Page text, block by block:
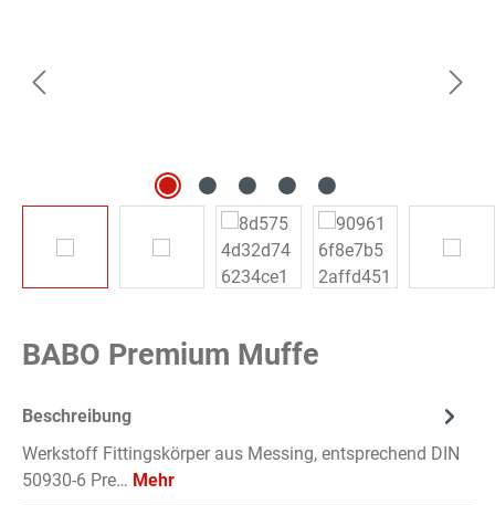
BABO Premium Muffe
Beschreibung
Werkstoff Fittingskörper aus Messing, entsprechend DIN
50930-6 Pre… Mehr